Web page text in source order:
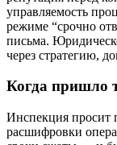
управляемость
режиме “срочно
письма.
через стратегию,
Когда пришло
Инспекция просит
расшифровки